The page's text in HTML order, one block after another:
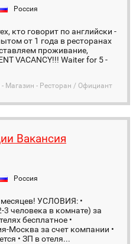
Россия
кто говорит по английски -
от 1 года в ресторанах
проживание,
VACANCY!!! Waiter for 5 -
- Магазин - Ресторан / Официант
Вакансия
Россия
месяцев! УСЛОВИЯ: •
человека в комнате) за
бесплатное •
Москва за счет компании •
• ЗП в отеля...